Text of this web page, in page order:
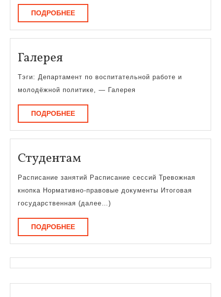
ПОДРОБНЕЕПОДРОБНЕЕ
ГалереяГалерея
Тэги: Департамент по воспитательной работе и
молодёжной политике, — Галерея
ПОДРОБНЕЕПОДРОБНЕЕ
СтудентамСтудентам
Расписание занятий Расписание сессий Тревожная
кнопка Нормативно-правовые документы Итоговая
государственная (далее…)
ПОДРОБНЕЕПОДРОБНЕЕ